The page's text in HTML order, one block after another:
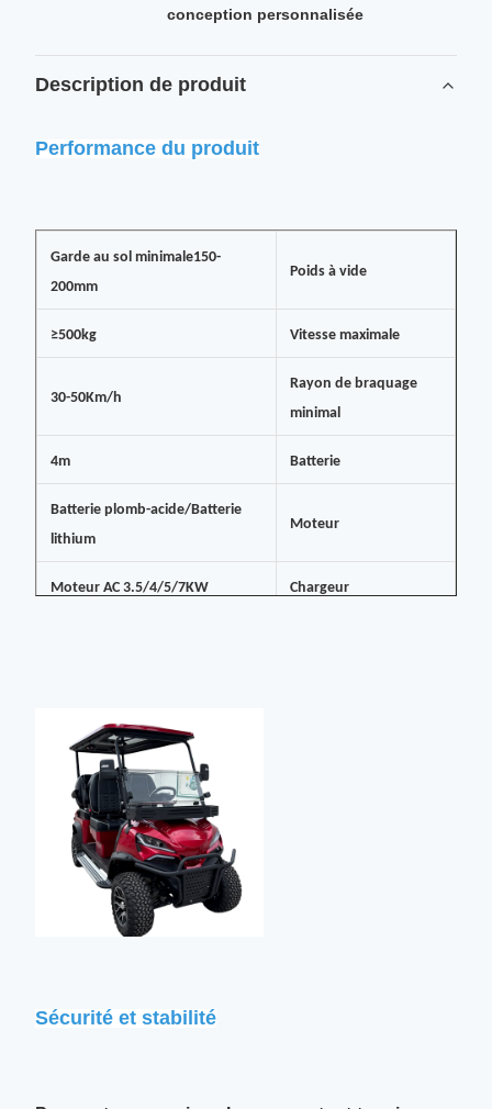
conception personnalisée
Description de produit
Performance du produit
Garde au sol minimale150-
200mm
Poids à vide
≥500kg Vitesse maximale
30-50Km/h
Rayon de braquage
minimal
4m Batterie
Batterie plomb-acide/Batterie
lithium
Moteur
Moteur AC 3.5/4/5/7KW Chargeur
Cadre en acier + moulage
plastique ABS
1 an
Sécurité et stabilité